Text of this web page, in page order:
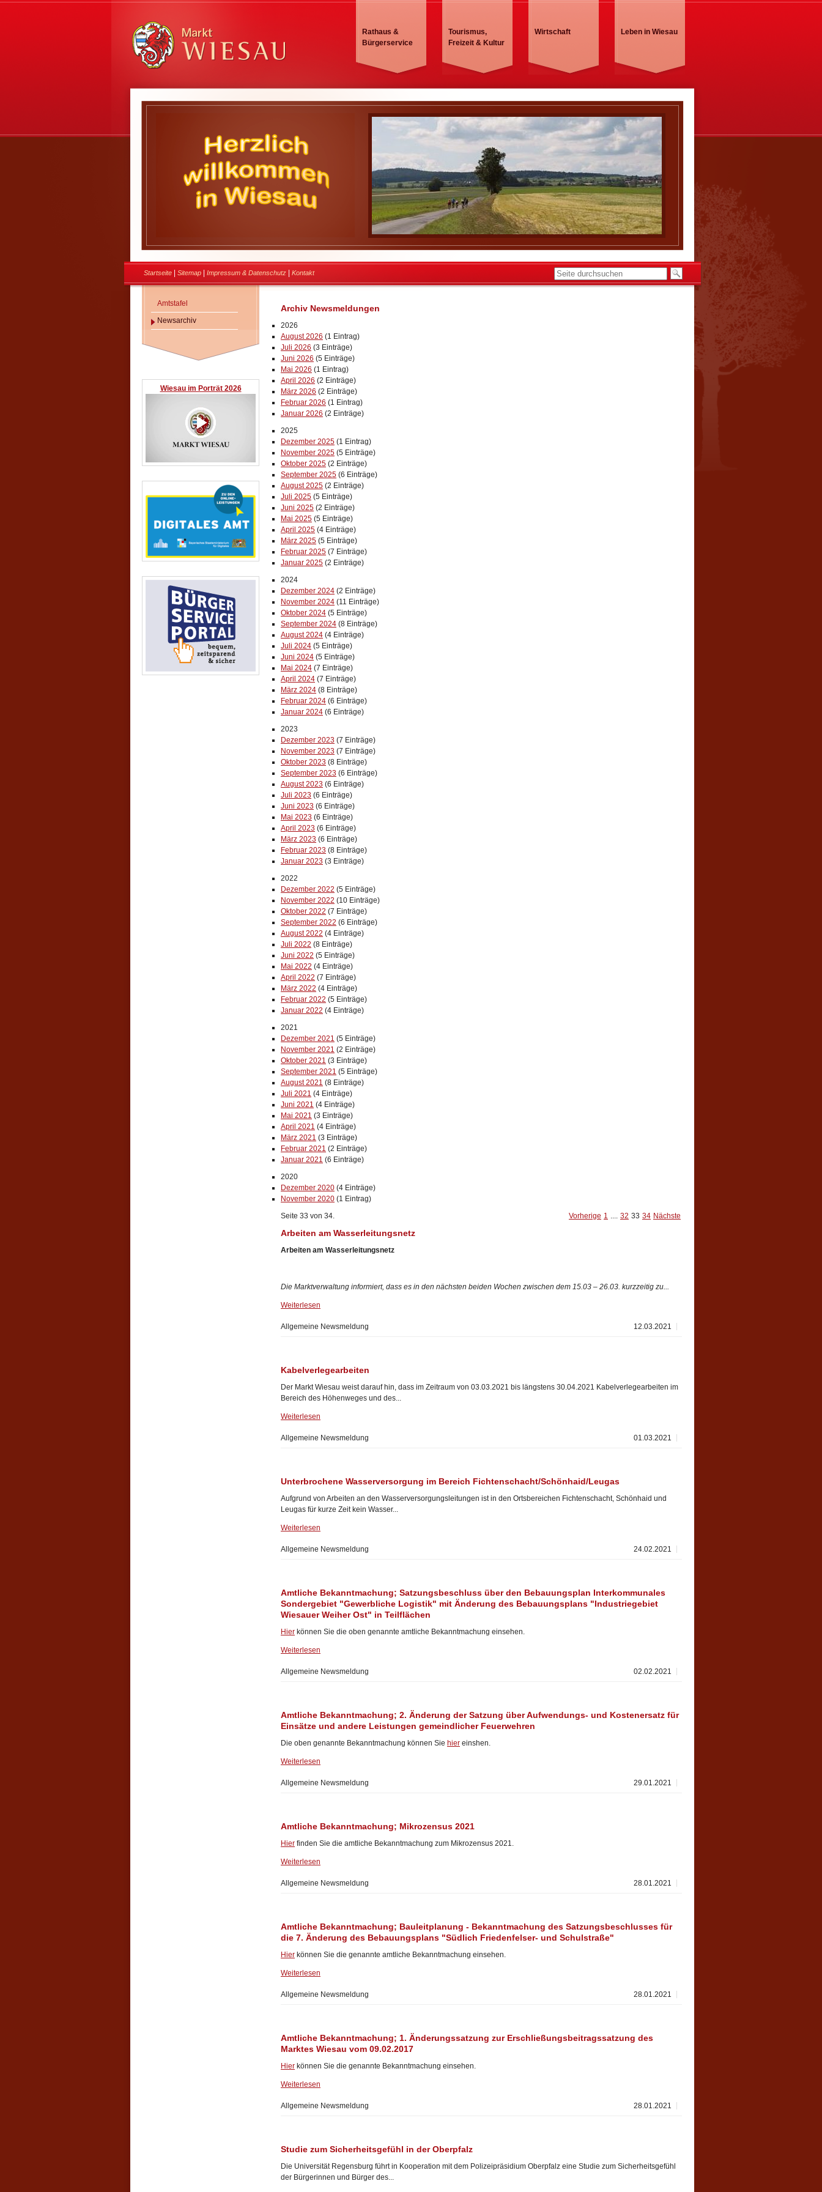
Rathaus &
Bürgerservice
Tourismus,
Freizeit & Kultur
Wirtschaft Leben in Wiesau
Startseite Sitemap Impressum & Datenschutz Kontakt
Archiv Newsmeldungen
2026
August 2026 (1 Eintrag)
Juli 2026 (3 Einträge)
Juni 2026 (5 Einträge)
Mai 2026 (1 Eintrag)
April 2026 (2 Einträge)
März 2026 (2 Einträge)
Februar 2026 (1 Eintrag)
Januar 2026 (2 Einträge)
2025
Dezember 2025 (1 Eintrag)
November 2025 (5 Einträge)
Oktober 2025 (2 Einträge)
September 2025 (6 Einträge)
August 2025 (2 Einträge)
Juli 2025 (5 Einträge)
Juni 2025 (2 Einträge)
Mai 2025 (5 Einträge)
April 2025 (4 Einträge)
März 2025 (5 Einträge)
Februar 2025 (7 Einträge)
Januar 2025 (2 Einträge)
2024
Dezember 2024 (2 Einträge)
November 2024 (11 Einträge)
Oktober 2024 (5 Einträge)
September 2024 (8 Einträge)
August 2024 (4 Einträge)
Juli 2024 (5 Einträge)
Juni 2024 (5 Einträge)
Mai 2024 (7 Einträge)
April 2024 (7 Einträge)
März 2024 (8 Einträge)
Februar 2024 (6 Einträge)
Januar 2024 (6 Einträge)
2023
Dezember 2023 (7 Einträge)
November 2023 (7 Einträge)
Oktober 2023 (8 Einträge)
September 2023 (6 Einträge)
August 2023 (6 Einträge)
Juli 2023 (6 Einträge)
Juni 2023 (6 Einträge)
Mai 2023 (6 Einträge)
April 2023 (6 Einträge)
März 2023 (6 Einträge)
Februar 2023 (8 Einträge)
Januar 2023 (3 Einträge)
2022
Dezember 2022 (5 Einträge)
November 2022 (10 Einträge)
Oktober 2022 (7 Einträge)
September 2022 (6 Einträge)
August 2022 (4 Einträge)
Juli 2022 (8 Einträge)
Juni 2022 (5 Einträge)
Mai 2022 (4 Einträge)
April 2022 (7 Einträge)
März 2022 (4 Einträge)
Februar 2022 (5 Einträge)
Januar 2022 (4 Einträge)
2021
Dezember 2021 (5 Einträge)
November 2021 (2 Einträge)
Oktober 2021 (3 Einträge)
September 2021 (5 Einträge)
August 2021 (8 Einträge)
Juli 2021 (4 Einträge)
Juni 2021 (4 Einträge)
Mai 2021 (3 Einträge)
April 2021 (4 Einträge)
März 2021 (3 Einträge)
Februar 2021 (2 Einträge)
Januar 2021 (6 Einträge)
2020
Dezember 2020 (4 Einträge)
November 2020 (1 Eintrag)
Seite 33 von 34.
Vorherige 1 .... 32 33 34 Nächste
Arbeiten am Wasserleitungsnetz
Arbeiten am Wasserleitungsnetz
Die Marktverwaltung informiert, dass es in den nächsten beiden Wochen zwischen dem 15.03 – 26.03. kurzzeitig zu...
Weiterlesen
12.03.2021
Allgemeine Newsmeldung
Kabelverlegearbeiten
Der Markt Wiesau weist darauf hin, dass im Zeitraum von 03.03.2021 bis längstens 30.04.2021 Kabelverlegearbeiten im
Bereich des Höhenweges und des...
Weiterlesen
01.03.2021
Allgemeine Newsmeldung
Unterbrochene Wasserversorgung im Bereich Fichtenschacht/Schönhaid/Leugas
Aufgrund von Arbeiten an den Wasserversorgungsleitungen ist in den Ortsbereichen Fichtenschacht, Schönhaid und
Leugas für kurze Zeit kein Wasser...
Weiterlesen
24.02.2021
Allgemeine Newsmeldung
Amtliche Bekanntmachung; Satzungsbeschluss über den Bebauungsplan Interkommunales
Sondergebiet "Gewerbliche Logistik" mit Änderung des Bebauungsplans "Industriegebiet
Wiesauer Weiher Ost" in Teilflächen
Hier können Sie die oben genannte amtliche Bekanntmachung einsehen.
Weiterlesen
02.02.2021
Allgemeine Newsmeldung
Amtliche Bekanntmachung; 2. Änderung der Satzung über Aufwendungs- und Kostenersatz für
Einsätze und andere Leistungen gemeindlicher Feuerwehren
Die oben genannte Bekanntmachung können Sie hier einshen.
Weiterlesen
29.01.2021
Allgemeine Newsmeldung
Amtliche Bekanntmachung; Mikrozensus 2021
Hier finden Sie die amtliche Bekanntmachung zum Mikrozensus 2021.
Weiterlesen
28.01.2021
Allgemeine Newsmeldung
Amtliche Bekanntmachung; Bauleitplanung - Bekanntmachung des Satzungsbeschlusses für
die 7. Änderung des Bebauungsplans "Südlich Friedenfelser- und Schulstraße"
Hier können Sie die genannte amtliche Bekanntmachung einsehen.
Weiterlesen
28.01.2021
Allgemeine Newsmeldung
Amtliche Bekanntmachung; 1. Änderungssatzung zur Erschließungsbeitragssatzung des
Marktes Wiesau vom 09.02.2017
Hier können Sie die genannte Bekanntmachung einsehen.
Weiterlesen
28.01.2021
Allgemeine Newsmeldung
Studie zum Sicherheitsgefühl in der Oberpfalz
Die Universität Regensburg führt in Kooperation mit dem Polizeipräsidium Oberpfalz eine Studie zum Sicherheitsgefühl
der Bürgerinnen und Bürger des...
Amtstafel
Newsarchiv
Wiesau im Porträt 2026